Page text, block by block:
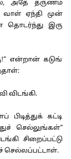
அதே தருணம்
வாள் ஏந்தி முன்
இரு
என்றான் கடுங்
விடங்கி.
கட்டி
செல்லுங்கள்”
சிறைப்பட்டு
செல்லப்பட்டாள்.